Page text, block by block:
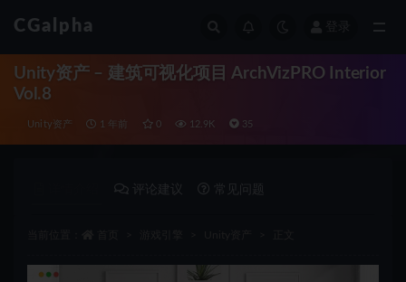
CGalpha
Unity资产 – 建筑可视化项目 ArchVizPRO Interior
Vol.8
Unity资产 1 年前 0 12.9K 35
评论建议 常见问题